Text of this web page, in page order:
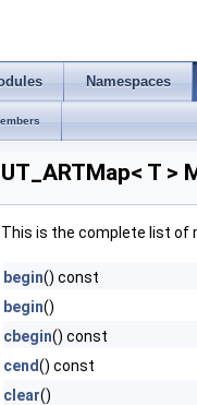
Namespaces
UT_ARTMap< T >
This is the complete list of
begin() const
begin()
cbegin() const
cend() const
clear()